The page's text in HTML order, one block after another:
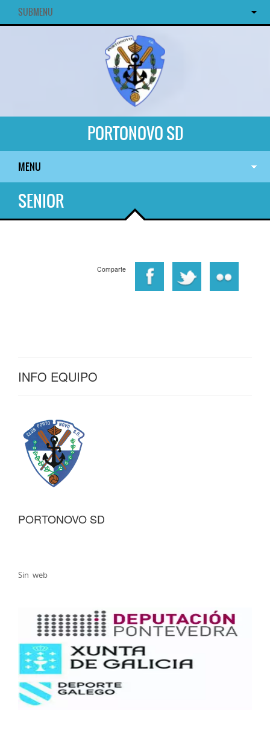
SUBMENU
PORTONOVO SD
MENU
SENIOR
Comparte
INFO EQUIPO
PORTONOVO SD
Sin web